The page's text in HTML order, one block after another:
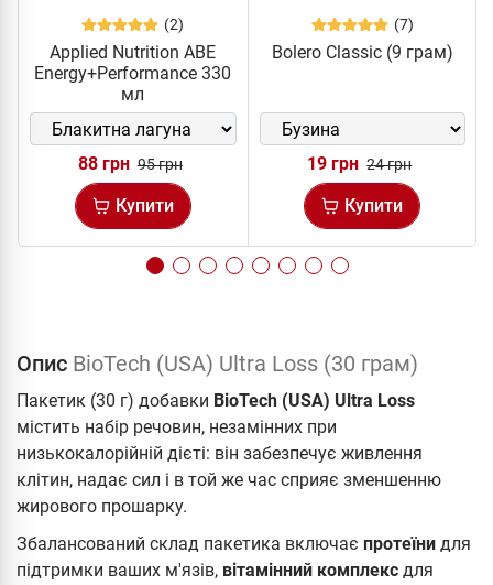
(2)
Applied Nutrition ABE
Energy+Performance 330
мл
88 грн 95 грн
Купити
(7)
Bolero Classic (9 грам)
19 грн 24 грн
Купити
Опис BioTech (USA) Ultra Loss (30 грам)
Пакетик (30 г) добавки BioTech (USA) Ultra Loss
містить набір речовин, незамінних при
низькокалорійній дієті: він забезпечує живлення
клітин, надає сил і в той же час сприяє зменшенню
жирового прошарку.
Збалансований склад пакетика включає протеїни для
підтримки ваших м'язів, вітамінний комплекс для